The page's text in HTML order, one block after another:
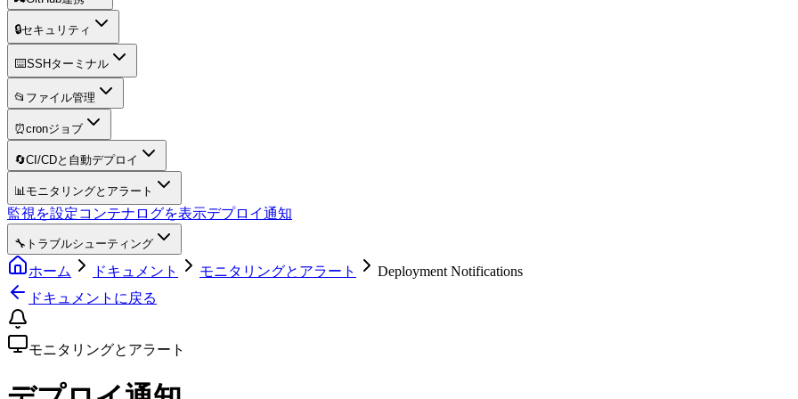
🔒セキュリティ
⌨️SSHターミナル
📂 ファイル管理
⏰cronジョブ
🔄CI/CDと自動デプロイ
📊モニタリングとアラート
監視を設定コンテナログを表示デプロイ通知
🔧 トラブルシューティング
ホーム ドキュメント モニタリングとアラート
Deployment Notifications
ドキュメントに戻る
モニタリングとアラート